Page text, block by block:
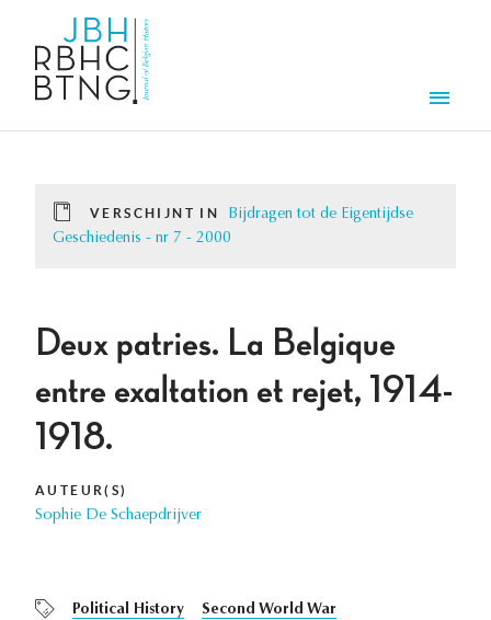
VERSCHIJNT IN
Bijdragen tot de Eigentijdse
Geschiedenis - nr 7 - 2000
Deux patries. La Belgique
entre exaltation et rejet, 1914-
1918.
AUTEUR(S)
Sophie De Schaepdrijver
Political History
Second World War